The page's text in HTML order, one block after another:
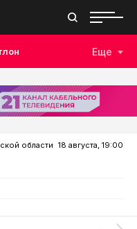
Дзюдо
Еще
области 18 августа, 19:00